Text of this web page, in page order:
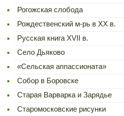
Рогожская слобода
Рождественский м-рь в ХХ в.
Русская книга XVII в.
Село Дьяково
«Сельская аппассионата»
Cобор в Боровске
Старая Варварка и Зарядье
Старомосковские рисунки